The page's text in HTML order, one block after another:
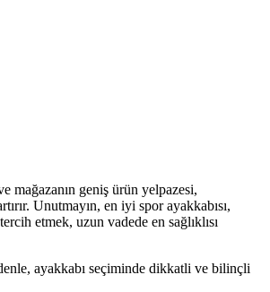
mağazanın geniş ürün yelpazesi,
Unutmayın, en iyi spor ayakkabısı,
etmek, uzun vadede en sağlıklısı
ayakkabı seçiminde dikkatli ve bilinçli